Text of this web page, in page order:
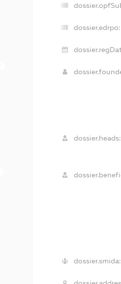
dossier.edrpo:
dossier.heads:
dossier.smida: